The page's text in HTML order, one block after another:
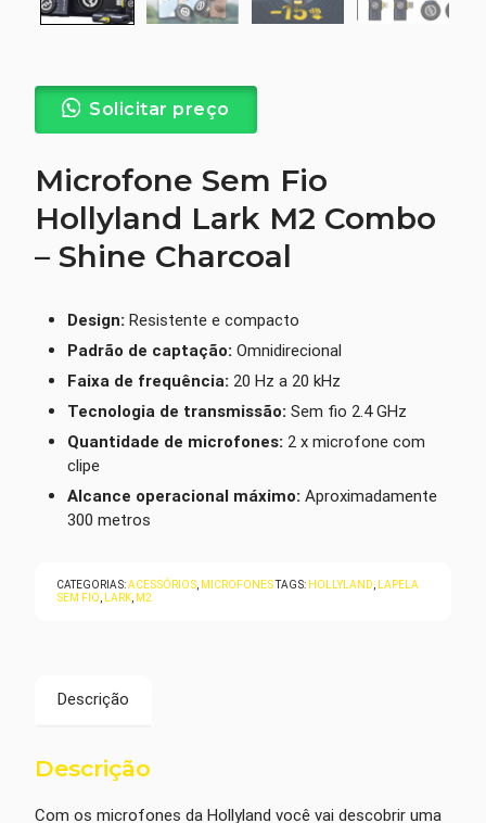
Solicitar preço
Microfone Sem Fio
Hollyland Lark M2 Combo
– Shine Charcoal
Design:Resistente e compacto
Padrão de captação:Omnidirecional
Faixa de frequência:20 Hz a 20 kHz
Tecnologia de transmissão:Sem fio 2.4 GHz
Quantidade de microfones:2 x microfone com
clipe
Alcance operacional máximo:Aproximadamente
300 metros
CATEGORIAS:ACESSÓRIOS, MICROFONESTAGS: HOLLYLAND, LAPELA
SEM FIO, LARK, M2
Descrição
Descrição
Com os microfones da Hollyland você vai descobrir uma